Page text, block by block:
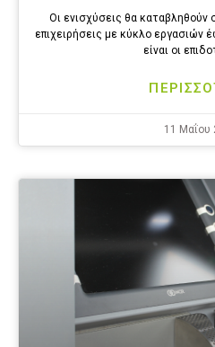
Οι ενισχύσεις θα καταβληθούν
επιχειρήσεις με κύκλο εργασιών
είναι οι
11 Μαΐου